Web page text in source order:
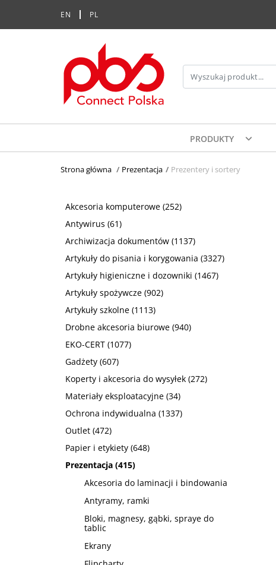
EN PL
PRODUKTY
Strona główna> Prezentacja> Prezentery i sortery
Akcesoria komputerowe (252)
Antywirus (61)
Archiwizacja dokumentów (1137)
Artykuły do pisania i korygowania (3327)
Artykuły higieniczne i dozowniki (1467)
Artykuły spożywcze (902)
Artykuły szkolne (1113)
Drobne akcesoria biurowe (940)
EKO-CERT (1077)
Gadżety (607)
Koperty i akcesoria do wysyłek (272)
Materiały eksploatacyjne (34)
Ochrona indywidualna (1337)
Outlet (472)
Papier i etykiety (648)
Prezentacja (415)
Akcesoria do laminacji i bindowania
Antyramy, ramki
Bloki, magnesy, gąbki, spraye do
tablic
Ekrany